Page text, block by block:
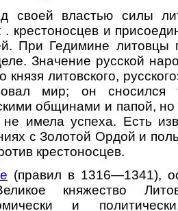
своей властью силы
крестоносцев и
При Гедимине литовцы
Значение русской
князя литовского,
мир; он
общинами и папой, но
не имела успеха. Есть
с Золотой Ордой и
крестоносцев.
(правил в 1316—1341),
княжество
и